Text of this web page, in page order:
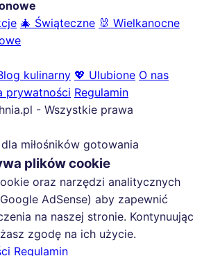
🎄 Świąteczne 🐰 Wielkanocne
kulinarny 💖 Ulubione O nas
prywatności Regulamin
- Wszystkie prawa
miłośników gotowania
plików cookie
oraz narzędzi analitycznych
AdSense) aby zapewnić
na naszej stronie. Kontynuując
zgodę na ich użycie.
Regulamin